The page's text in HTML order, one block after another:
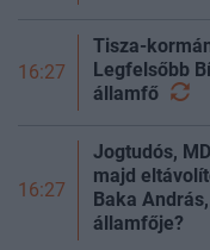
16:27
Tisza-
Legfelsőbb
államfő
16:27
Jogtudós,
majd
Baka
államfője?